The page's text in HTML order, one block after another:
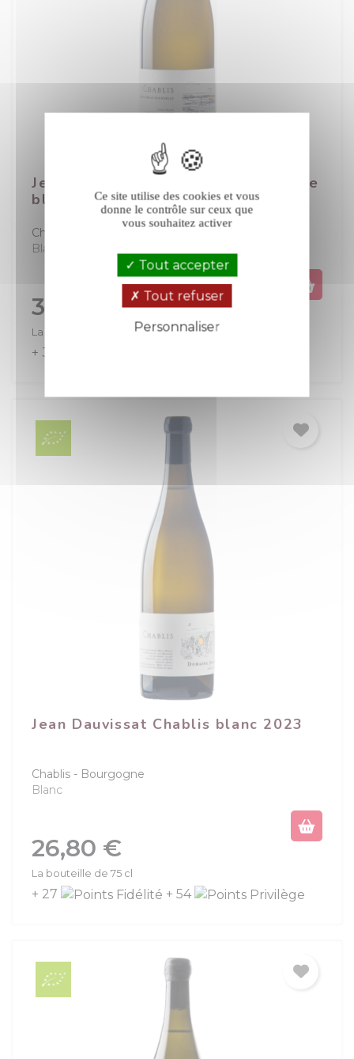
Jean Dauvissat Mont-Main Sourdelle
blanc 2023
Chablis
Blanc
Prix
31,00 €
La bouteille de 75 cl
+ 31
Jean Dauvissat Chablis blanc 2023
Chablis
Bourgogne
Blanc
Prix
26,80 €
La bouteille de 75 cl
+ 27 + 54
Ce site utilise des cookies et vous
donne le contrôle sur ceux que
vous souhaitez activer
Tout accepter
Tout refuser
Personnaliser